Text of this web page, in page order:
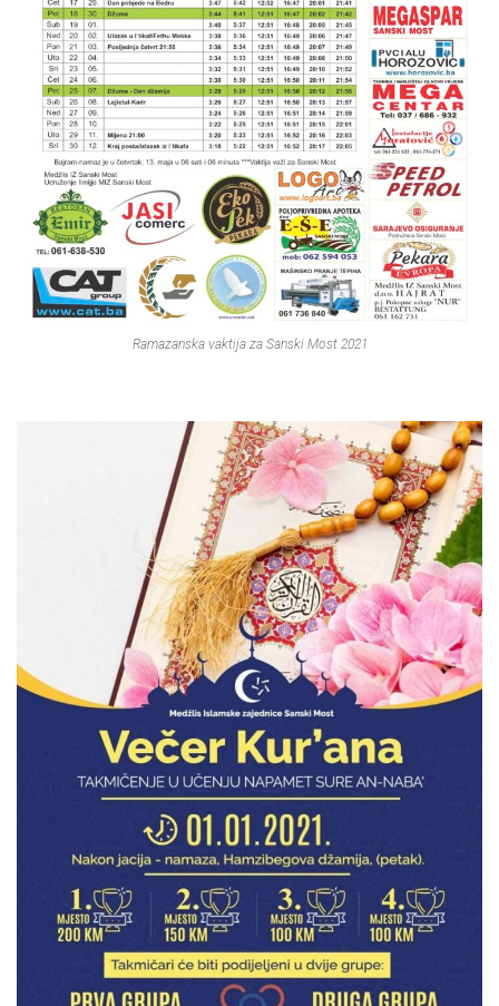
Ramazanska vaktija za Sanski Most 2021